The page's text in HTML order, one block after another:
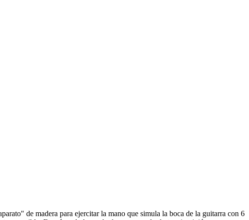
de madera para ejercitar la mano que simula la boca de la guitarra con 6